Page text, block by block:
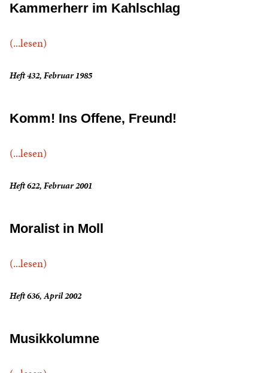
Kammerherr im Kahlschlag
(...lesen)
Heft 432, Februar 1985
Komm! Ins Offene, Freund!
(...lesen)
Heft 622, Februar 2001
Moralist in Moll
(...lesen)
Heft 636, April 2002
Musikkolumne